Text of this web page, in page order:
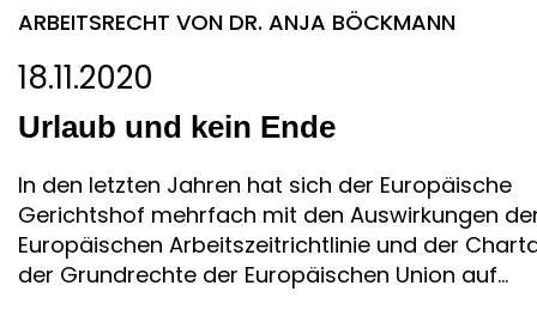
ARBEITSRECHT VON DR. ANJA BÖCKMANN
18.11.2020
Urlaub und kein Ende
In den letzten Jahren hat sich der Europäische
Gerichtshof mehrfach mit den Auswirkungen
Europäischen Arbeitszeitrichtlinie und der
der Grundrechte der Europäischen Union auf...